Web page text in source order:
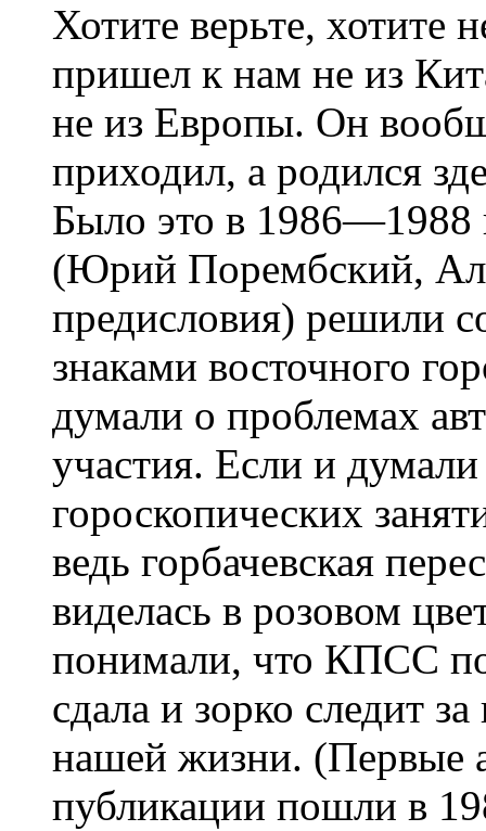
Хотите верьте, хотите
пришел к нам не из
не из Европы. Он
приходил, а родился
Было это в 1986—1988
(Юрий Порембский,
предисловия) решили
знаками восточного
думали о проблемах
участия. Если и
гороскопических
ведь горбачевская
виделась в розовом
понимали, что КПСС
сдала и зорко следит
нашей жизни. (Первые
публикации пошли в